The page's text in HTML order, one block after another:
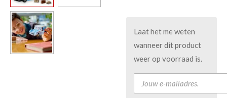
Laat het me weten
wanneer dit product
weer op voorraad is.